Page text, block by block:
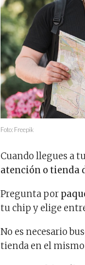
Foto: Freepik
Cuando llegues a
atención o tienda
Pregunta por
tu chip y elige
No es necesario
tienda en el